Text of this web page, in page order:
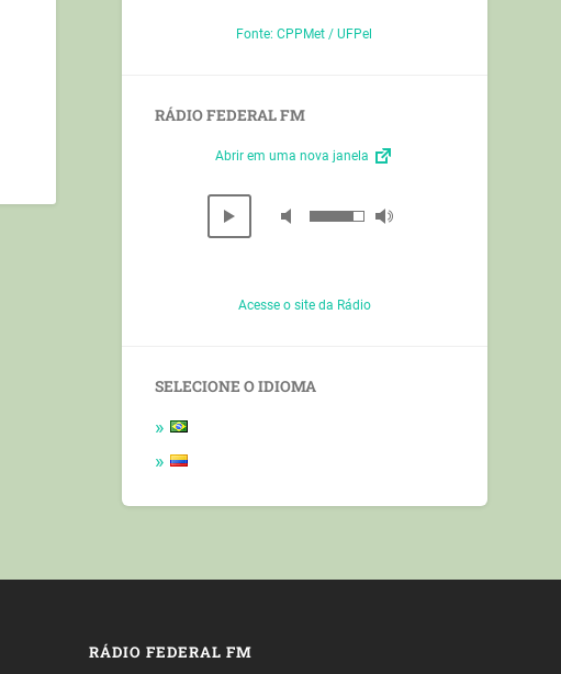
Fonte: CPPMet / UFPel
RÁDIO FEDERAL FM
Abrir em uma nova janela
Acesse o site da Rádio
SELECIONE O IDIOMA
RÁDIO FEDERAL FM